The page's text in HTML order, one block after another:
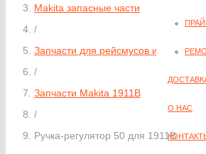
О НАС
Makita запасные части
/
Запчасти для рейсмусов и
/
Запчасти Makita 1911B
/
Ручка-регулятор 50 для 1911B